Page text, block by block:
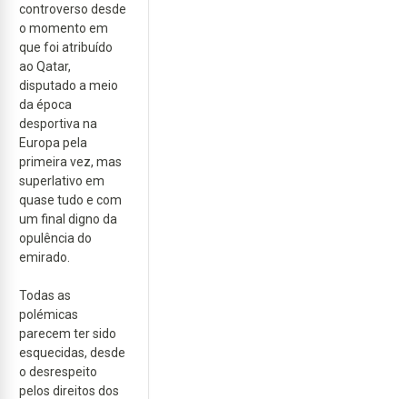
controverso desde
o momento em
que foi atribuído
ao Qatar,
disputado a meio
da época
desportiva na
Europa pela
primeira vez, mas
superlativo em
quase tudo e com
um final digno da
opulência do
emirado.
Todas as
polémicas
parecem ter sido
esquecidas, desde
o desrespeito
pelos direitos dos